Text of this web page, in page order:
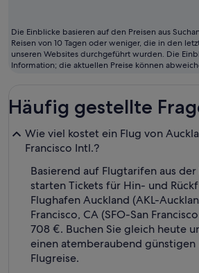
Monat
zum
Die Einblicke basieren auf den Preisen aus
Reisen von 10 Tagen oder weniger, die in den
unseren Websites durchgeführt wurden. Die
Information; die aktuellen Preise können
Häufig gestellte
Wie viel kostet ein Flug von
Francisco Intl.?
Basierend auf Flugtarifen aus
starten Tickets für Hin- und
Flughafen Auckland (AKL-
Francisco, CA (SFO-San
708 €. Buchen Sie gleich heute
einen atemberaubend günstigen
Flugreise.